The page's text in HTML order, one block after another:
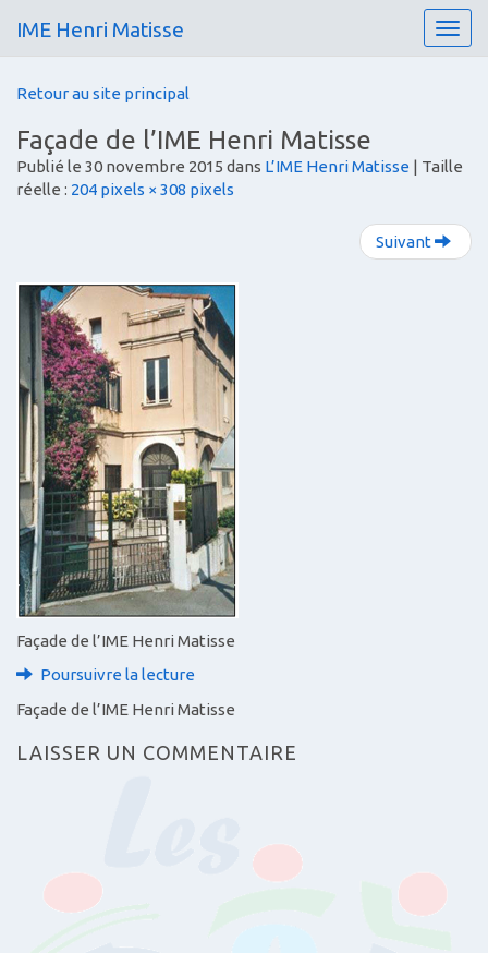
T
o
n
i
g
IME Henri Matisse
Retour au site principal
Façade de l’IME Henri Matisse
Publié le 30 novembre 2015 dans L’IME Henri Matisse | Taille
réelle : 204 pixels × 308 pixels
Suivant
Façade de l’IME Henri Matisse
Poursuivre la lecture
Façade de l’IME Henri Matisse
LAISSER UN COMMENTAIRE